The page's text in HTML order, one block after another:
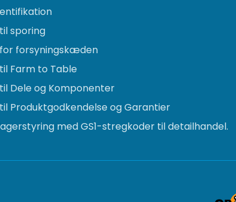
sporing
for forsyningskæden
Farm to Table
til Dele og Komponenter
til Produktgodkendelse og Garantier
med GS1-stregkoder til detailhandel.